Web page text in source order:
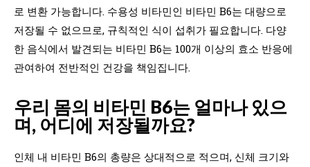
로 변환 가능합니다. 수용성 비타민인 비타민 B6는 대량으로
저장될 수 없으므로, 규칙적인 식이 섭취가 필요합니다. 다양
한 음식에서 발견되는 비타민 B6는 100개 이상의 효소 반응에
관여하여 전반적인 건강을 책임집니다.
우리 몸의 비타민 B6는 얼마나 있으
며, 어디에 저장될까요?
인체 내 비타민 B6의 총량은 상대적으로 적으며, 신체 크기와